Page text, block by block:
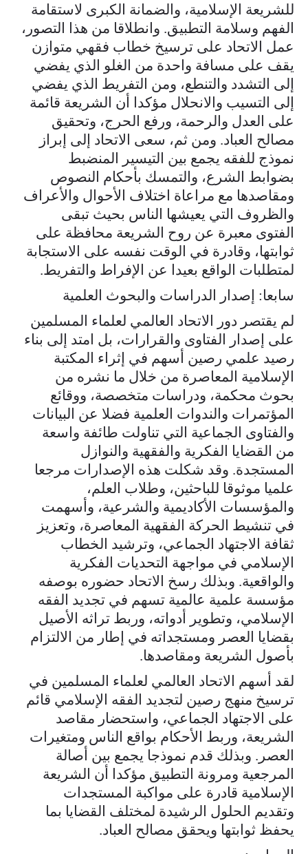
للشريعة الإسلامية، والضمانة الكبرى لاستقامة
الفهم وسلامة التطبيق. وانطلاقا من هذا التصور،
عمل الاتحاد على ترسيخ خطاب فقهي متوازن
يقف على مسافة واحدة من الغلو الذي يفضي
إلى التشدد والتنطع، ومن التفريط الذي يفضي
إلى التسيب والانحلال مؤكدا أن الشريعة قائمة
على العدل والرحمة، ورفع الحرج، وتحقيق
مصالح العباد. ومن ثم، سعى الاتحاد إلى إبراز
نموذج للفقه يجمع بين التيسير المنضبط
بضوابط الشرع، والتمسك بأحكام النصوص
ومقاصدها مع مراعاة اختلاف الأحوال والأعراف
والظروف التي يعيشها الناس بحيث تبقى
الفتوى معبرة عن روح الشريعة محافظة على
ثوابتها، وقادرة في الوقت نفسه على الاستجابة
لمتطلبات الواقع بعيدا عن الإفراط والتفريط.
سابعا: إصدار الدراسات والبحوث العلمية
لم يقتصر دور الاتحاد العالمي لعلماء المسلمين
على إصدار الفتاوى والقرارات، بل امتد إلى بناء
رصيد علمي رصين أسهم في إثراء المكتبة
الإسلامية المعاصرة من خلال ما نشره من
بحوث محكمة، ودراسات متخصصة، ووقائع
المؤتمرات والندوات العلمية فضلا عن البيانات
والفتاوى الجماعية التي تناولت طائفة واسعة
من القضايا الفكرية والفقهية والنوازل
المستجدة. وقد شكلت هذه الإصدارات مرجعا
علميا موثوقا للباحثين، وطلاب العلم،
والمؤسسات الأكاديمية والشرعية، وأسهمت
في تنشيط الحركة الفقهية المعاصرة، وتعزيز
ثقافة الاجتهاد الجماعي، وترشيد الخطاب
الإسلامي في مواجهة التحديات الفكرية
والواقعية. وبذلك رسخ الاتحاد حضوره بوصفه
مؤسسة علمية عالمية تسهم في تجديد الفقه
الإسلامي، وتطوير أدواته، وربط تراثه الأصيل
بقضايا العصر ومستجداته في إطار من الالتزام
بأصول الشريعة ومقاصدها.
لقد أسهم الاتحاد العالمي لعلماء المسلمين في
ترسيخ منهج رصين لتجديد الفقه الإسلامي قائم
على الاجتهاد الجماعي، واستحضار مقاصد
الشريعة، وربط الأحكام بواقع الناس ومتغيرات
العصر. وبذلك قدم نموذجا يجمع بين أصالة
المرجعية ومرونة التطبيق مؤكدا أن الشريعة
الإسلامية قادرة على مواكبة المستجدات
وتقديم الحلول الرشيدة لمختلف القضايا بما
يحفظ ثوابتها ويحقق مصالح العباد.